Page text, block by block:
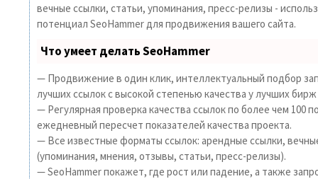
вечные ссылки, статьи, упоминания, пресс-релизы -
потенциал SeoHammer для продвижения вашего сайта.
Что умеет делать SeoHammer
— Продвижение в один клик, интеллектуальный подбор
лучших ссылок с высокой степенью качества у лучших
— Регулярная проверка качества ссылок по более чем 100
ежедневный пересчет показателей качества проекта.
— Все известные форматы ссылок: арендные ссылки,
(упоминания, мнения, отзывы, статьи, пресс-релизы).
— SeoHammer покажет, где рост или падение, а также